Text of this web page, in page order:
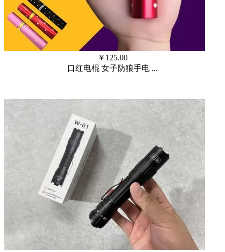
￥ 125.00
口红电棍 女子防狼手电 ...